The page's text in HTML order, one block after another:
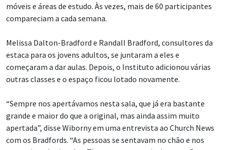
móveis e áreas de estudo. Às vezes, mais de 60 participantes
compareciam a cada semana.
Melissa Dalton-Bradford e Randall Bradford, consultores da
estaca para os jovens adultos, se juntaram a eles e
começaram a dar aulas. Depois, o Instituto adicionou várias
outras classes e o espaço ficou lotado novamente.
“Sempre nos apertávamos nesta sala, que já era bastante
grande e maior do que a original, mas ainda assim muito
apertada”, disse Wiborny em uma entrevista ao Church News
com os Bradfords. “As pessoas se sentavam no chão e nos